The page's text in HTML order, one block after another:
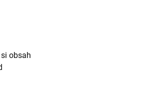
obsah